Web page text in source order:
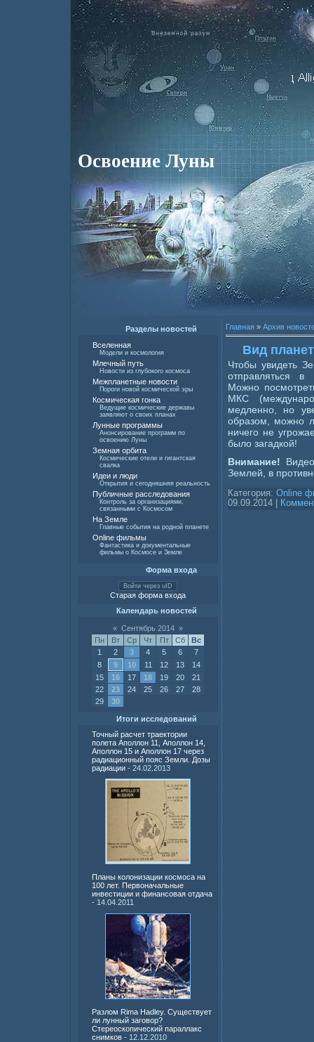
Освоение Луны
Разделы новостей
Вселенная
Модели и космология
Млечный путь
Новости из глубокого космоса
Межпланетные новости
Пороги новой космической эры
Космическая гонка
Ведущие космические державы
заявляют о своих планах
Лунные программы
Анонсирование программ по
освоению Луны
Земная орбита
Космические отели и гигантская
свалка
Идеи и люди
Открытия и сегодняшняя реальность
Публичные расследования
Контроль за организациями,
связанными с Космосом
На Земле
Главные события на родной планете
Online фильмы
Фантастика и документальные
фильмы о Космосе и Земле
Форма входа
Войти через uID
Старая форма входа
Календарь новостей
« Сентябрь 2014 »
Пн
Вт Ср Чт Пт Сб
Вс
1
2 3 4 5 6
7
8
9 10 11 12 13
14
15
16 17 18 19 20
21
22
23 24 25 26 27
28
29
30
Итоги исследований
Точный расчет траектории
полета Аполлон 11, Аполлон 14,
Аполлон 15 и Аполлон 17 через
радиационный пояс Земли. Дозы
радиации - 24.02.2013
Планы колонизации космоса на
100 лет. Первоначальные
инвестиции и финансовая отдача
- 14.04.2011
Разлом Rima Hadley. Существует
ли лунный заговор?
Стереоскопический параллакс
снимков - 12.12.2010
Главная » Архив
Вид
Чтобы увидеть
отправляться в
Можно
МКС
медленно, но
образом, можно
ничего не
было загадкой!
Внимание!
Землей, в
Категория: Online
09.09.2014